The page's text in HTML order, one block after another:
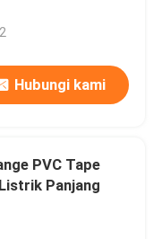
Hubungi kami
PVC Tape
Panjang